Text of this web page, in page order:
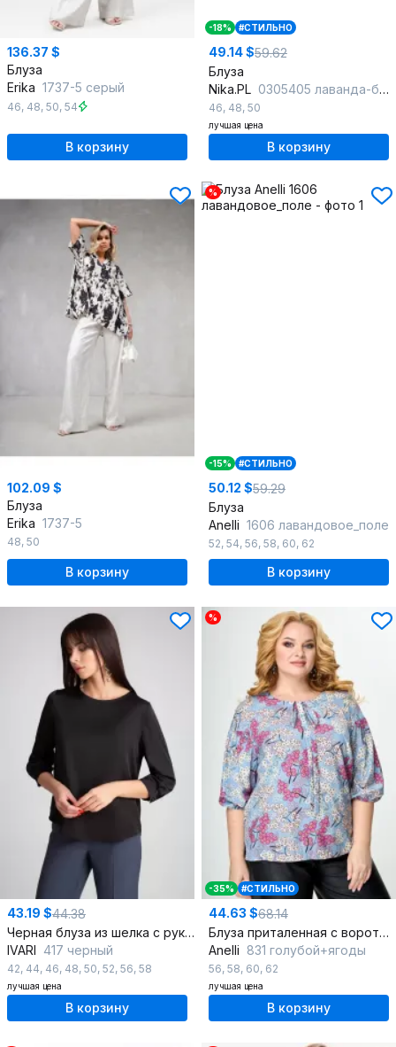
136.37 $
Блуза
Erika 1737-5 серый
46, 48, 50, 54
В корзину
-18% #СТИЛЬНО
49.14 $59.62
Блуза
Nika.PL 0305405 лаванда-беж
46, 48, 50
лучшая цена
В корзину
102.09 $
Блуза
Erika 1737-5
48, 50
В корзину
%
-15% #СТИЛЬНО
50.12 $59.29
Блуза
Anelli 1606 лавандовое_поле
52, 54, 56, 58, 60, 62
В корзину
43.19 $44.38
Черная блуза из шелка с рукавами 3/4 и застежкой на пуговицы
IVARI 417 черный
42, 44, 46, 48, 50, 52, 56, 58
лучшая цена
В корзину
%
-35% #СТИЛЬНО
44.63 $68.14
Блуза приталенная с воротом и асимметричным низом
Anelli 831 голубой+ягоды
56, 58, 60, 62
лучшая цена
В корзину